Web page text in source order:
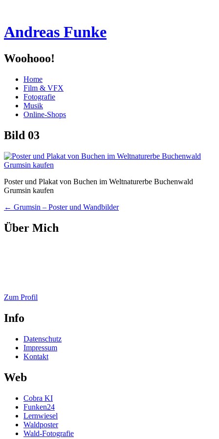
Andreas Funke
Woohooo!
Menü
Zum
Inhalt
springen
Home
Film & VFX
Fotografie
Musik
Online-Shops
Bild 03
Poster und Plakat von Buchen im Weltnaturerbe Buchenwald
Grumsin kaufen
Beitragsnavigation
← Grumsin – Poster und Wandbilder
Über Mich
Zum Profil
Info
Datenschutz
Impressum
Kontakt
Web
Cobra KI
Funken24
Lernwiesel
Waldposter
Wald-Fotografie